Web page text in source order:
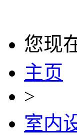
您现
主页
>
室内